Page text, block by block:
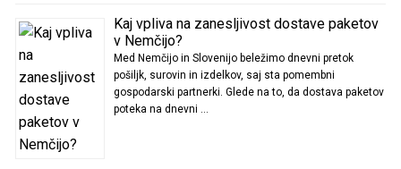
Kaj vpliva na zanesljivost dostave paketov
v Nemčijo?
Med Nemčijo in Slovenijo beležimo dnevni pretok
pošiljk, surovin in izdelkov, saj sta pomembni
gospodarski partnerki. Glede na to, da dostava paketov
poteka na dnevni …